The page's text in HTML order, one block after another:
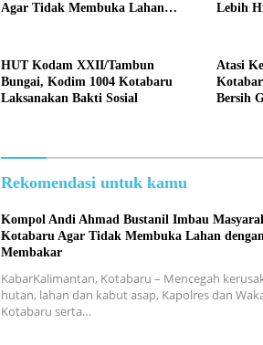
Agar Tidak Membuka Lahan
Lebih
HUT Kodam XXII/Tambun
Bungai, Kodim 1004 Kotabaru
Laksanakan Bakti Sosial
Atasi
Bersih
Rekomendasi untuk kamu
Kompol Andi Ahmad Bustanil Imbau
Kotabaru Agar Tidak Membuka Lahan
Membakar
KabarKalimantan, Kotabaru – Mencegah
hutan, lahan dan kabut asap, Kapolres dan
Kotabaru serta…